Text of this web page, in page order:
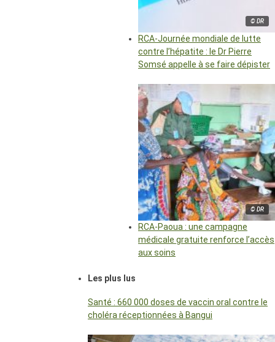
© DR
RCA-Journée mondiale de lutte
contre l’hépatite : le Dr Pierre
Somsé appelle à se faire dépister
© DR
RCA-Paoua : une campagne
médicale gratuite renforce l’accès
aux soins
Les plus lus
Santé : 660 000 doses de vaccin oral contre le
choléra réceptionnées à Bangui